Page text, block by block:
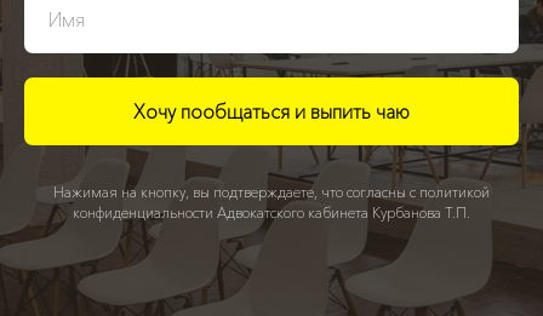
Хочу пообщаться и выпить чаю
Нажимая на кнопку, вы подтверждаете, что согласны с политикой
конфиденциальности Адвокатского кабинета Курбанова Т.П.